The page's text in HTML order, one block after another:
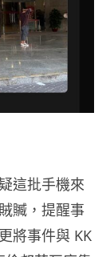
這批手機來
贓，提醒事
將事件與 KK